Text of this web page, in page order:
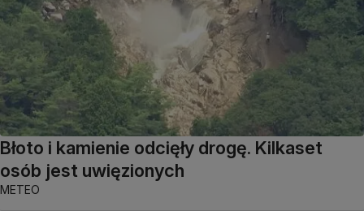
Błoto i kamienie odcięły drogę. Kilkaset
osób jest uwięzionych
METEO